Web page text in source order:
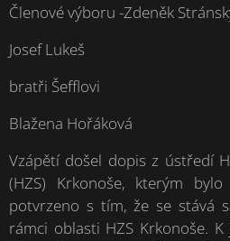
Členové výboru -Zdeněk
Josef Lukeš
bratři Šefflovi
Blažena Hořáková
Vzápětí došel dopis z ústředí
(HZS) Krkonoše, kterým
potvrzeno s tím, že se stává
rámci oblasti HZS Krkonoše.